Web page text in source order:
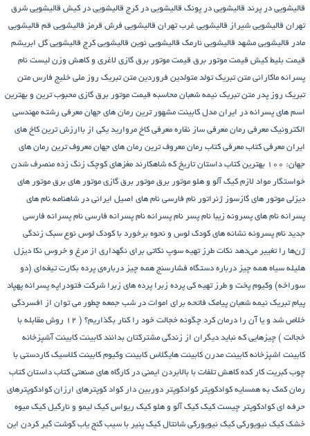
قالیشویی در پرند قالیشویی در پونک قالیشویی در کرج قالیشویی در کیش قالیشویی شرق
تهران قالیشویی شیراز قالیشویی غرب تهران قالیشویی فرش قرمز قالیشویی قم قالیشویی
مادر قالیشویی مشهد قالیشویی نارمک قالیشویی نوین قالیشویی کرج قالیشویی گل ابریشم
قیمت بلیط کیش قیمت موتور برق قیمت موتور برق گازی لاغری و کاهش وزن لیست نام
پسرانه ماکارانی متن تبریک تولد متولدین فروردین متن تبریک روز ملی خلیج فارس متن
تبریک روز پدر متن تبریک نیمه شعبان محاسبه قیمت موتور برق گازی محبوب ترین و بهترین
اسم های پسرانه در ایران مدل کابینت مشهور ترین رمان های جهان معرفی رشته مهندسی
الکترونیک معرفی رمان معرفی ساز نقاره معرفی کاخ مروارید یکی از باارزش ترین کاخ های
ایران معرفی کتاب معرفی کتاب رمان معروف ترین رمان های جهان معروف ترین رمان های
جهان: ۱۰۰ بهترین کتاب داستان تاریخ که شاهکارند
مغزهای کوچک زنگ زده منصرف شدن
خواستگار مواد لازم کیک آلو و هلو موتور برق موتور برق گازی موتور های برق موتور های
دیزلی موتور های گازسوز ژنراتور نام فارسی نام های اصیل ایرانی در شاهنامه نام های
پسرانه نام های پسرونه زیبا نام پسر نام پسرانه نام پسرانه فارسی نام پسرانه فارسی
جدید نام پسرونه نشانه های کودک لوس و نحوه برخورد با کودک لوس نوع سبک زندگی
ژن‌ها را تغییر می‌دهد نکات طرز تهیه سوپ نکاتی برای نگهداری از مرغ و خروس نکا دیزل
هلیله سیاه همه چیز درباره دستگاه فشارسنج همه چیز درباره‌ی پرده بکارت تیغه‌ای (دو
سوراخه) وکیوم پخت و طرز تهیه کی پرده زبرا پرده های زبرا شرکت فتودراپه پسرانه پهپاد
پیام تبریک نیمه شعبان پیامک فاتحه برای اموات در شب جمعه چطور می توان از افسردگی
خلاص شد و یا آن را درمان کرد
چگونه خجالت خود را کنار بگذاریم؟ ( 12 روش مقابله با
خجالت ) چیزهایی که نباید دیگران از زندگی مشترکتان بدانند کابینت کابینت آشپزخانه
کابینت اشپزخانه کابینت مدرن کابینت هایگلاس کابینت وکیوم کابینت کلاسیک کاردستی با
چوب کبریت کار کده کاهش تلفات با بالابردن ایمنی در کارگاه های صنعتی کتاب داستان کتاب
رمان کمک به همسایه کوادکوپتر کوادکوپتر دوربین دار کواد کوپترهای ارزان کوادکوپترهای
حرفه ای کوادکوپتر چیست کیک کیک آلو و هلو کیک ریواس کیک لیمو و نارگیل کیک میوه
خشک کیک نیویورکی کیک نیویورکی شانتال کیک پنیر با سیب گنج‌ یاب گوشت گیر کردن این